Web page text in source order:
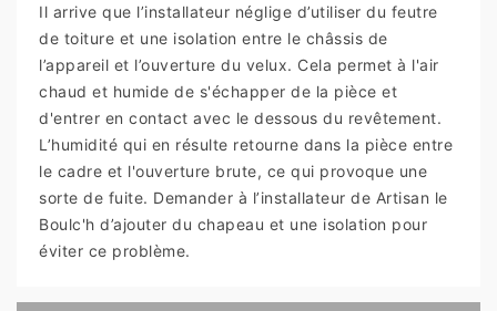
Il arrive que l’installateur néglige d’utiliser du feutre
de toiture et une isolation entre le châssis de
l’appareil et l’ouverture du velux. Cela permet à l'air
chaud et humide de s'échapper de la pièce et
d'entrer en contact avec le dessous du revêtement.
L’humidité qui en résulte retourne dans la pièce entre
le cadre et l'ouverture brute, ce qui provoque une
sorte de fuite. Demander à l’installateur de Artisan le
Boulc'h d’ajouter du chapeau et une isolation pour
éviter ce problème.